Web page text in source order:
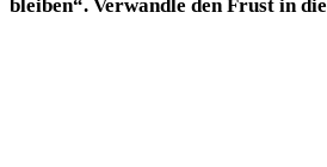
bleiben“. Verwandle den Frust in